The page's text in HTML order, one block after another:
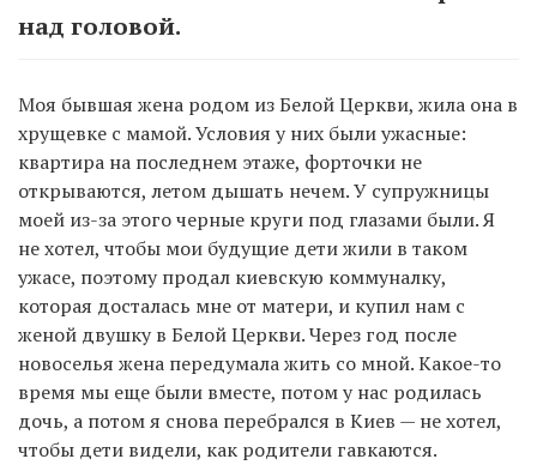
над головой.
Моя бывшая жена родом из Белой Церкви, жила она в
хрущевке с мамой. Условия у них были ужасные:
квартира на последнем этаже, форточки не
открываются, летом дышать нечем. У супружницы
моей из-за этого черные круги под глазами были. Я
не хотел, чтобы мои будущие дети жили в таком
ужасе, поэтому продал киевскую коммуналку,
которая досталась мне от матери, и купил нам с
женой двушку в Белой Церкви. Через год после
новоселья жена передумала жить со мной. Какое-то
время мы еще были вместе, потом у нас родилась
дочь, а потом я снова перебрался в Киев — не хотел,
чтобы дети видели, как родители гавкаются.